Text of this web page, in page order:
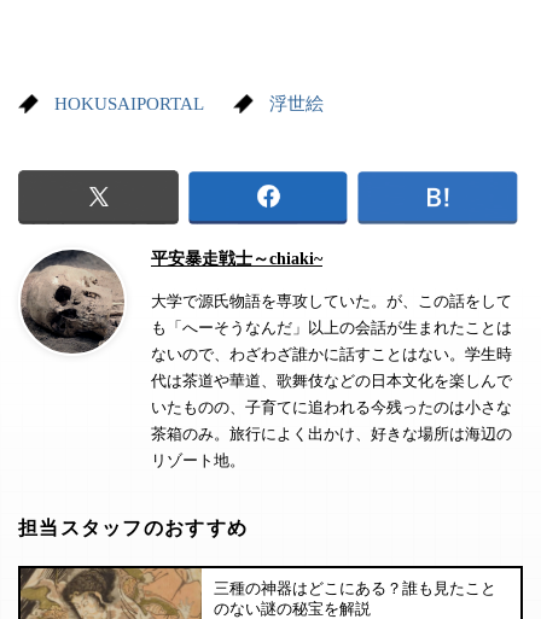
HOKUSAIPORTAL 浮世絵
平安暴走戦士～chiaki~
大学で源氏物語を専攻していた。が、この話をして
も「へーそうなんだ」以上の会話が生まれたことは
ないので、わざわざ誰かに話すことはない。学生時
代は茶道や華道、歌舞伎などの日本文化を楽しんで
いたものの、子育てに追われる今残ったのは小さな
茶箱のみ。旅行によく出かけ、好きな場所は海辺の
リゾート地。
担当スタッフのおすすめ
三種の神器はどこにある？誰も見たこと
のない謎の秘宝を解説